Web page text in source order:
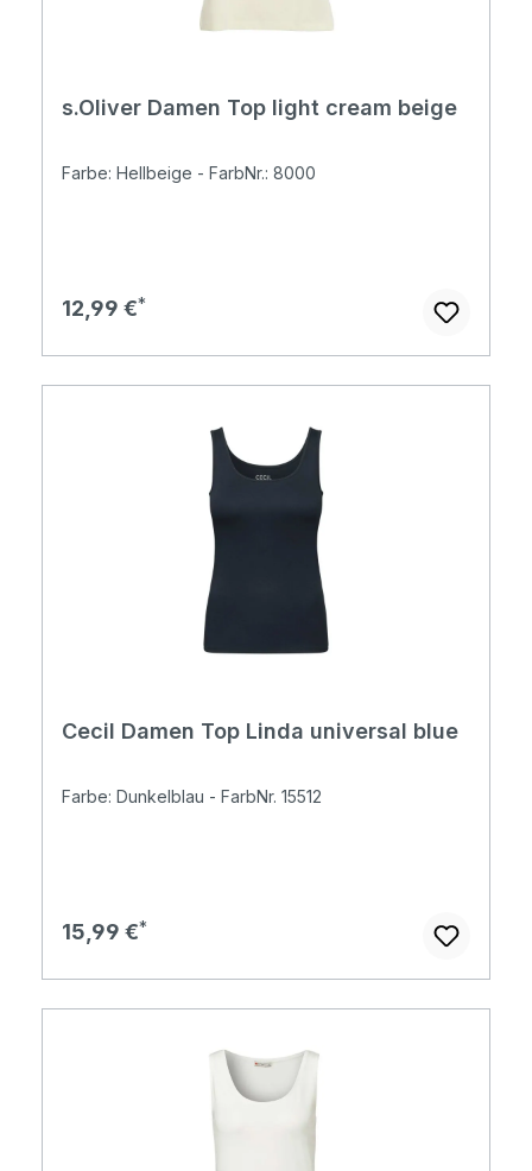
s.Oliver Damen Top light cream beige
Farbe: Hellbeige - FarbNr.: 8000
Regulärer Preis:
12,99 €
Cecil Damen Top Linda universal blue
Farbe: Dunkelblau - FarbNr. 15512
Regulärer Preis:
15,99 €